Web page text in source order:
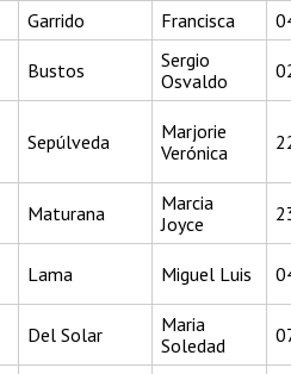
Garrido Francisca
Bustos
Sergio
Osvaldo
Sepúlveda
Marjorie
Verónica
Maturana
Marcia
Joyce
Lama Miguel Luis
Del Solar
Maria
Soledad